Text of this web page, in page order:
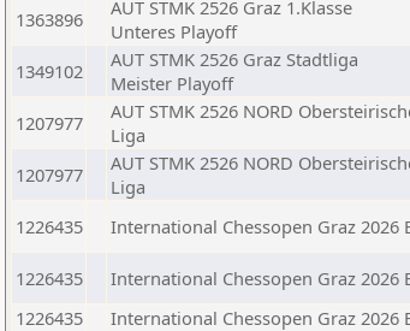
1363896
AUT STMK 2526 Graz 1.Klasse
Unteres Playoff
1349102
AUT STMK 2526 Graz Stadtliga
Meister Playoff
1207977
AUT STMK 2526 NORD
Liga
1207977
AUT STMK 2526 NORD
Liga
1226435 International Chessopen Graz 2026
1226435 International Chessopen Graz 2026
1226435
International Chessopen Graz 2026